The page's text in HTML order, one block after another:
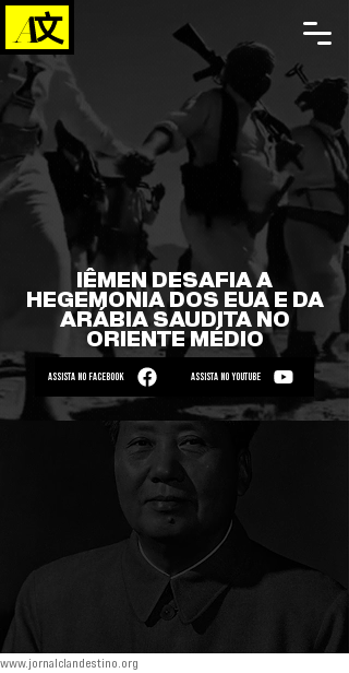
IÊMEN DESAFIA A
HEGEMONIA DOS EUA E DA
ARÁBIA SAUDITA NO
ORIENTE MÉDIO
ASSISTA NO FACEBOOK ASSISTA NO YOUTUBE
www.jornalclandestino.org